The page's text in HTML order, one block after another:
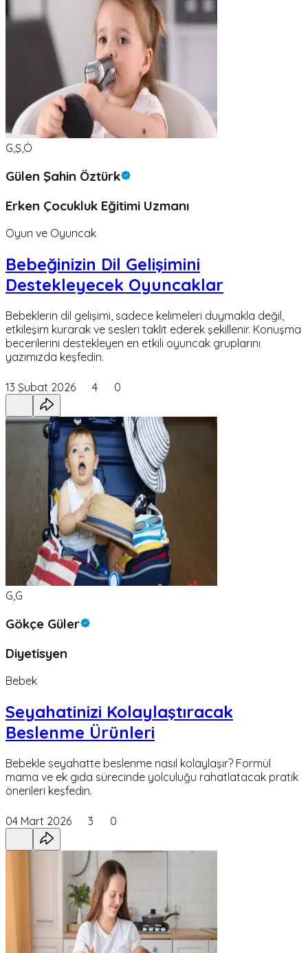
G,Ş,Ö
Gülen Şahin Öztürk
Erken Çocukluk Eğitimi Uzmanı
Oyun ve Oyuncak
Bebeğinizin Dil Gelişimini
Destekleyecek Oyuncaklar
Bebeklerin dil gelişimi, sadece kelimeleri duymakla değil,
etkileşim kurarak ve sesleri taklit ederek şekillenir. Konuşma
becerilerini destekleyen en etkili oyuncak gruplarını
yazımızda keşfedin.
13 Şubat 2026 4 0
G,G
Gökçe Güler
Diyetisyen
Bebek
Seyahatinizi Kolaylaştıracak
Beslenme Ürünleri
Bebekle seyahatte beslenme nasıl kolaylaşır? Formül
mama ve ek gıda sürecinde yolculuğu rahatlatacak pratik
önerileri keşfedin.
04 Mart 2026 3 0